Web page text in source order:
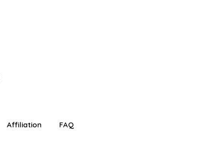
Affiliation FAQ